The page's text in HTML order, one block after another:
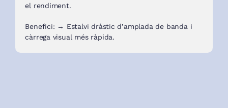
el rendiment.
Benefici: → Estalvi dràstic d’amplada de banda i
càrrega visual més ràpida.